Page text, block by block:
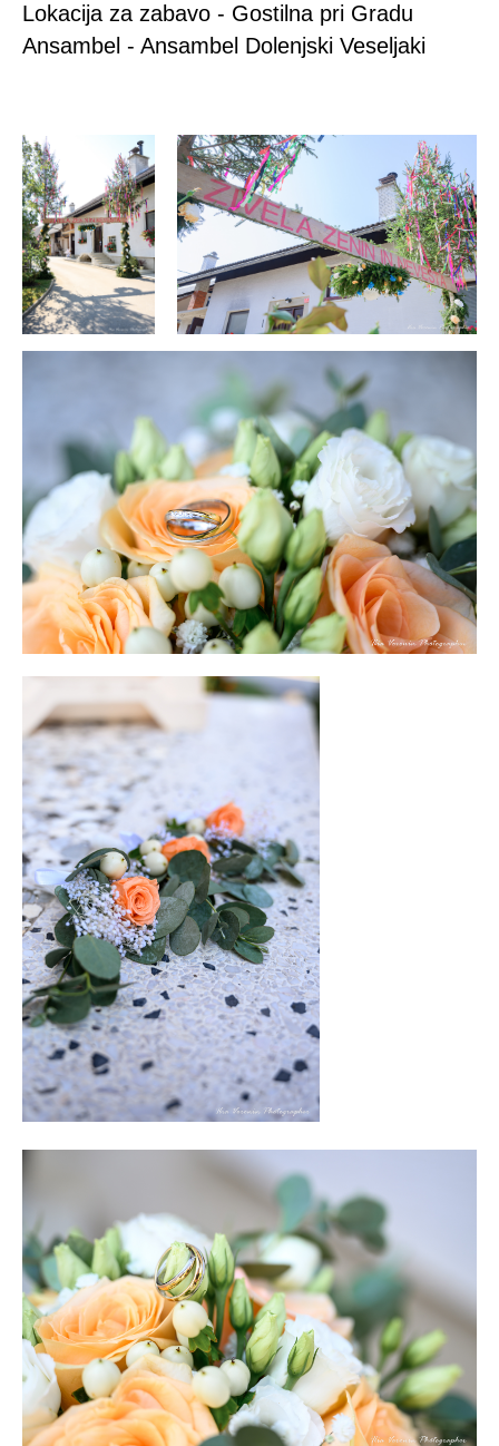
Lokacija za zabavo - Gostilna pri Gradu
Ansambel - Ansambel Dolenjski Veseljaki